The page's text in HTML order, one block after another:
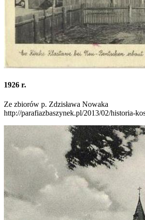
1926 r.
Ze zbiorów p. Zdzisława Nowaka
http://parafiazbaszynek.pl/2013/02/historia-